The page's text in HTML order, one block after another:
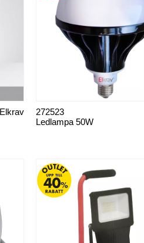
Elkrav
Ledlampa 50W
272523